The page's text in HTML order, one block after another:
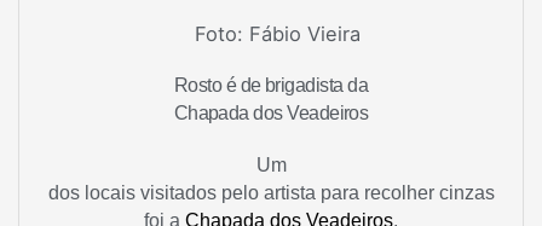
Foto: Fábio Vieira
Rosto é de brigadista da
Chapada dos Veadeiros
Um
dos locais visitados pelo artista para recolher cinzas
foi a Chapada dos Veadeiros,